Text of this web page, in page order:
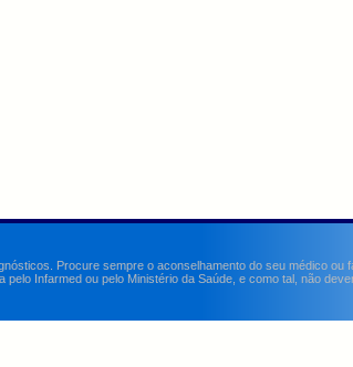
Procure sempre o aconselhamento do seu médico ou
Infarmed ou pelo Ministério da Saúde, e como tal, não